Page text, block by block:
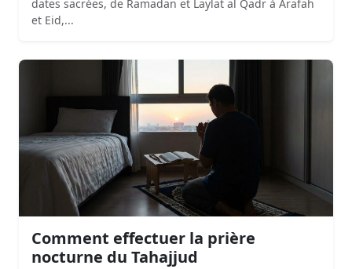
dates sacrées, de Ramadan et Laylat al Qadr à Arafah
et Eid,...
Comment effectuer la prière
nocturne du Tahajjud